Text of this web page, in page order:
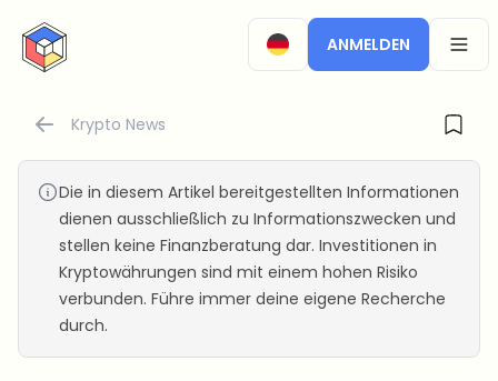
CryptoTicker
ANMELDEN
Krypto News
Die in diesem Artikel bereitgestellten Informationen
dienen ausschließlich zu Informationszwecken und
stellen keine Finanzberatung dar. Investitionen in
Kryptowährungen sind mit einem hohen Risiko
verbunden. Führe immer deine eigene Recherche
durch.